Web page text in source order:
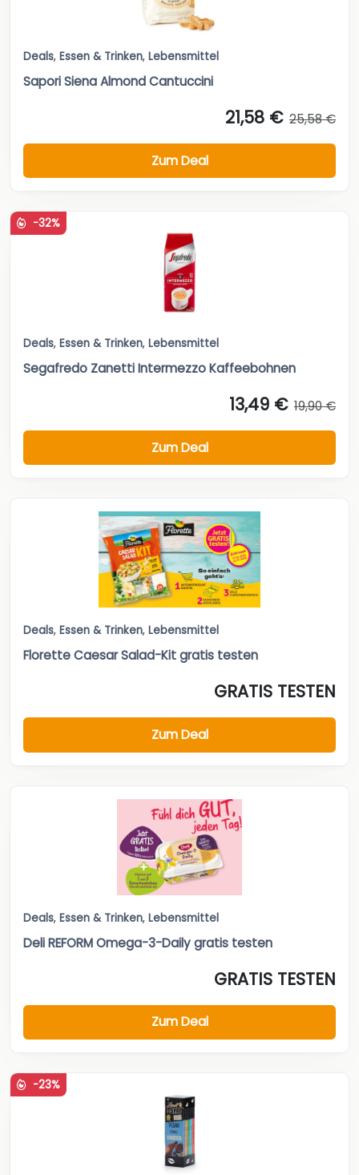
Deals, Essen & Trinken, Lebensmittel
Sapori Siena Almond Cantuccini
21,58 € 25,58 €
Zum Deal
-32%
Deals, Essen & Trinken, Lebensmittel
Segafredo Zanetti Intermezzo Kaffeebohnen
13,49 € 19,90 €
Zum Deal
Deals, Essen & Trinken, Lebensmittel
Florette Caesar Salad-Kit gratis testen
GRATIS TESTEN
Zum Deal
Deals, Essen & Trinken, Lebensmittel
Deli REFORM Omega-3-Daily gratis testen
GRATIS TESTEN
Zum Deal
-23%